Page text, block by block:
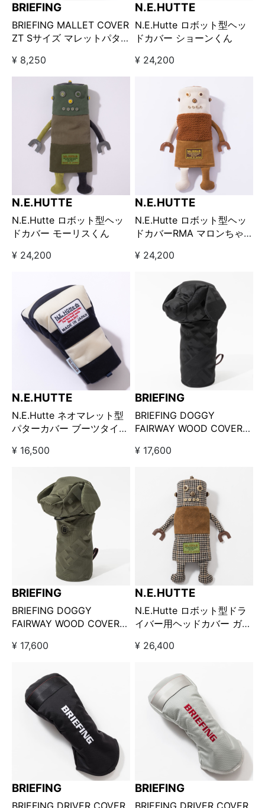
BRIEFING
BRIEFING MALLET COVER
ZT Sサイズ マレットパタ
¥ 8,250
N.E.HUTTE
N.E.Hutte ロボット型ヘッ
ドカバー ショーンくん
¥ 24,200
N.E.HUTTE
N.E.Hutte ロボット型ヘッ
ドカバー モーリスくん
¥ 24,200
N.E.HUTTE
N.E.Hutte ロボット型ヘッ
ドカバーRMA マロンちゃ
¥ 24,200
N.E.HUTTE
N.E.Hutte ネオマレット型
パターカバー ブーツタイプ
¥ 16,500
BRIEFING
BRIEFING DOGGY
FAIRWAY WOOD COVER
ドカバー リモンタジャガー
¥ 17,600
BRIEFING
BRIEFING DOGGY
FAIRWAY WOOD COVER
ドカバー リモンタジャガー
¥ 17,600
N.E.HUTTE
N.E.Hutte ロボット型ドラ
イバー用ヘッドカバー ガン
¥ 26,400
BRIEFING
BRIEFING DRIVER COVER
BRIEFING
BRIEFING DRIVER COVER